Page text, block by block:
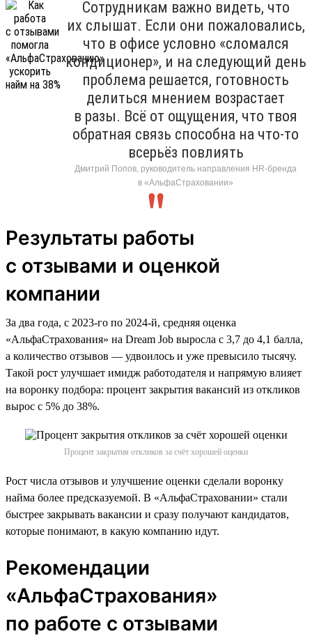
Сотрудникам важно видеть, что
их слышат. Если они пожаловались,
что в офисе условно «сломался
кондиционер», и на следующий день
проблема решается, готовность
делиться мнением возрастает
в разы. Всё от ощущения, что твоя
обратная связь способна на что-то
всерьёз повлиять
Дмитрий Попов, руководитель направления HR-бренда
в «АльфаСтраховании»
Результаты работы
с отзывами и оценкой
компании
За два года, с 2023-го по 2024-й, средняя оценка
«АльфаСтрахования» на Dream Job выросла с 3,7 до 4,1 балла,
а количество отзывов — удвоилось и уже превысило тысячу.
Такой рост улучшает имидж работодателя и напрямую влияет
на воронку подбора: процент закрытия вакансий из откликов
вырос с 5% до 38%.
Процент закрытия откликов за счёт хорошей оценки
Рост числа отзывов и улучшение оценки сделали воронку
найма более предсказуемой. В «АльфаСтраховании» стали
быстрее закрывать вакансии и сразу получают кандидатов,
которые понимают, в какую компанию идут.
Рекомендации
«АльфаСтрахования»
по работе с отзывами